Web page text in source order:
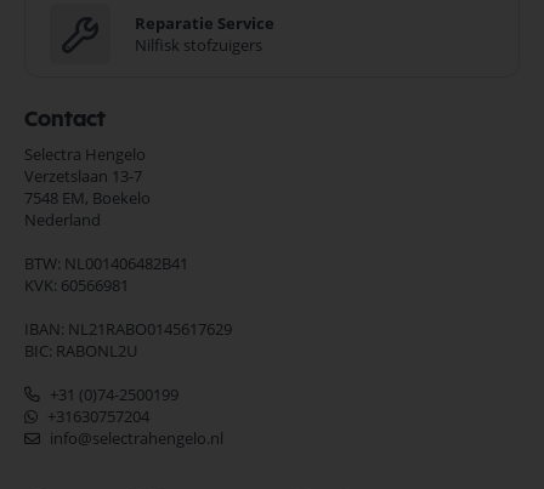
Reparatie Service
Nilfisk stofzuigers
Contact
Selectra Hengelo
Verzetslaan 13-7
7548 EM, Boekelo
Nederland
BTW: NL001406482B41
KVK: 60566981
IBAN: NL21RABO0145617629
BIC: RABONL2U
+31 (0)74-2500199
+31630757204
info@selectrahengelo.nl